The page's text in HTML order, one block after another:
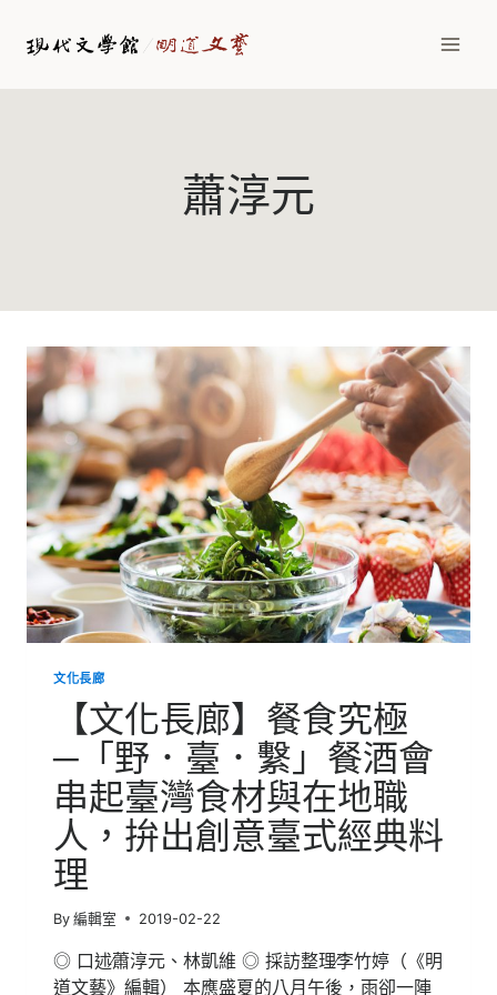
蕭淳元
文化長廊
【文化長廊】餐食究極
─「野．臺．繫」餐酒會
串起臺灣食材與在地職
人，拚出創意臺式經典料
理
By 編輯室 2019-02-22
◎ 口述∕蕭淳元、林凱維 ◎ 採訪整理∕李竹婷（《明
道文藝》編輯） 本應盛夏的八月午後，雨卻一陣